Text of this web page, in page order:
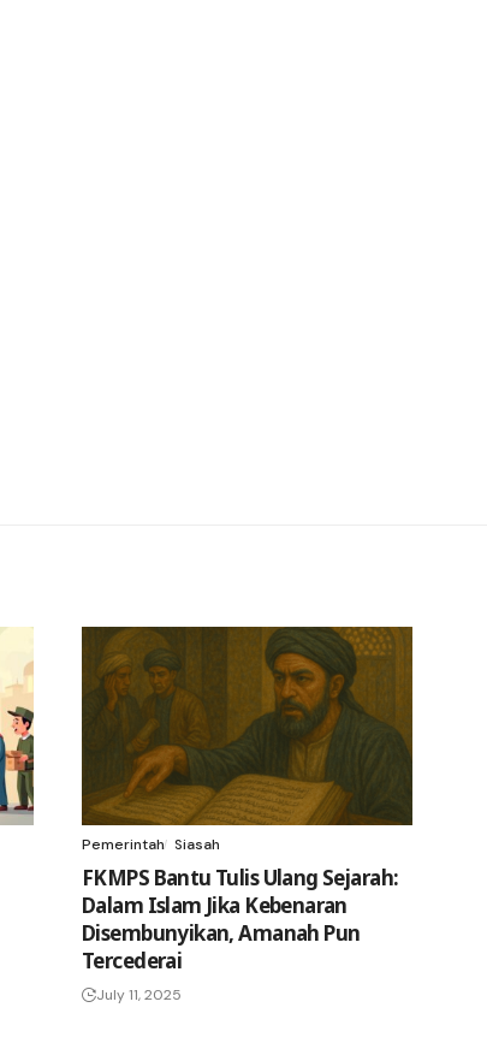
Pemerintah Siasah
FKMPS Bantu Tulis Ulang Sejarah:
Dalam Islam Jika Kebenaran
Disembunyikan, Amanah Pun
Tercederai
July 11, 2025